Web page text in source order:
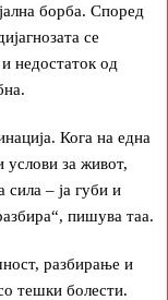
борба. Според
се
недостаток од
Кога на една
услови за живот,
сила – ја губи и
пишува таа.
разбирање и
тешки болести.